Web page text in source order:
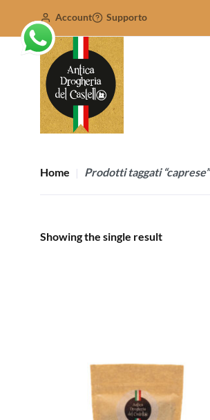
Account Supporto
Home Prodotti taggati “caprese”
Showing the single result